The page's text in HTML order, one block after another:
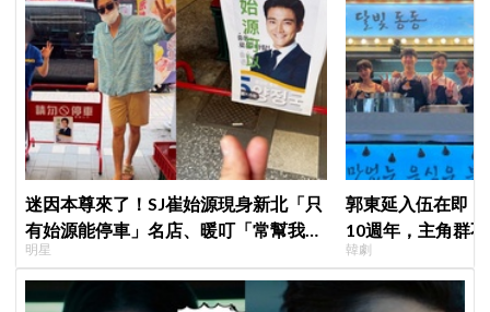
迷因本尊來了！SJ崔始源現身新北「只
有始源能停車」名店、暖叮「常幫我換
照片」，店家尖叫合照網笑翻：這輩子
不能脫粉了
明星
郭東延入伍在即
10週年，主角群
錄製特別節目
韓劇